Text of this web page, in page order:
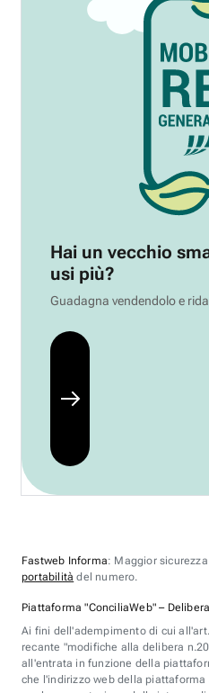
Hai un vecchio
usi più?
Guadagna vendendolo e
Fastweb Informa: Maggior
portabilità del numero.
Piattaforma "ConciliaWeb" –
Ai fini dell'adempimento di cui
recante "modifiche alla delibera
all'entrata in funzione della
che l'indirizzo web della